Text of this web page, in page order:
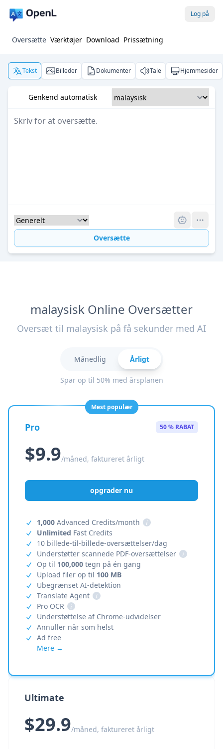
Log på
Oversætte Værktøjer Download Prissætning
Tekst Billeder Dokumenter Tale Hjemmesider
Genkend automatisk
Oversætte
malaysisk Online Oversætter
Oversæt til malaysisk på få sekunder med AI
Månedlig Årligt
Spar op til 50% med årsplanen
Mest populær
Pro 50 % RABAT
$9.9/måned, faktureret årligt
opgrader nu
1,000 Advanced Credits/month
i
Unlimited Fast Credits
10 billede-til-billede-oversættelser/dag
Understøtter scannede PDF-oversættelser
i
Op til 100,000 tegn på én gang
Upload filer op til 100 MB
Ubegrænset AI-detektion
Translate Agent
i
Pro OCR
i
Understøttelse af Chrome-udvidelser
Annuller når som helst
Ad free
Mere →
Ultimate
$29.9/måned, faktureret årligt